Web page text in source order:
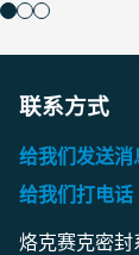
联系方式
给我们发送消
给我们打电话
烙克赛克密封